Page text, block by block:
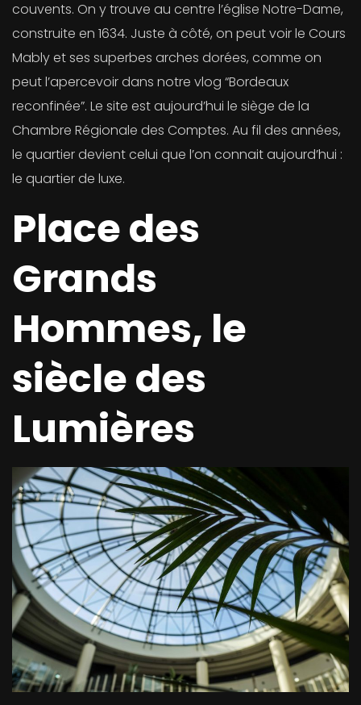
couvents. On y trouve au centre l’église Notre-Dame,
construite en 1634. Juste à côté, on peut voir le Cours
Mably et ses superbes arches dorées, comme on
peut l’apercevoir dans notre vlog “Bordeaux
reconfinée”. Le site est aujourd’hui le siège de la
Chambre Régionale des Comptes. Au fil des années,
le quartier devient celui que l’on connait aujourd’hui :
le quartier de luxe.
Place des
Grands
Hommes, le
siècle des
Lumières